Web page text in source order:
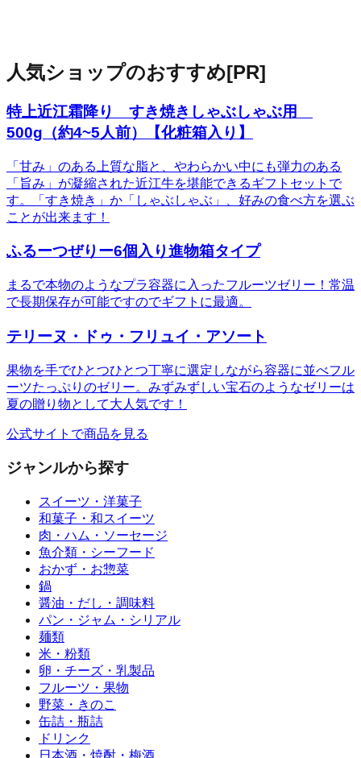
人気ショップのおすすめ[PR]
特上近江霜降り すき焼きしゃぶしゃぶ用
500g（約4~5人前）【化粧箱入り】
「甘み」のある上質な脂と、やわらかい中にも弾力のある
「旨み」が凝縮された近江牛を堪能できるギフトセットで
す。「すき焼き」か「しゃぶしゃぶ」、好みの食べ方を選ぶ
ことが出来ます！
ふるーつぜりー6個入り進物箱タイプ
まるで本物のようなプラ容器に入ったフルーツゼリー！常温
で長期保存が可能ですのでギフトに最適。
テリーヌ・ドゥ・フリュイ・アソート
果物を手でひとつひとつ丁寧に選定しながら容器に並べフル
ーツたっぷりのゼリー。みずみずしい宝石のようなゼリーは
夏の贈り物として大人気です！
公式サイトで商品を見る
ジャンルから探す
スイーツ・洋菓子
和菓子・和スイーツ
肉・ハム・ソーセージ
魚介類・シーフード
おかず・お惣菜
鍋
醤油・だし・調味料
パン・ジャム・シリアル
麺類
米・粉類
卵・チーズ・乳製品
フルーツ・果物
野菜・きのこ
缶詰・瓶詰
ドリンク
日本酒・焼酎・梅酒